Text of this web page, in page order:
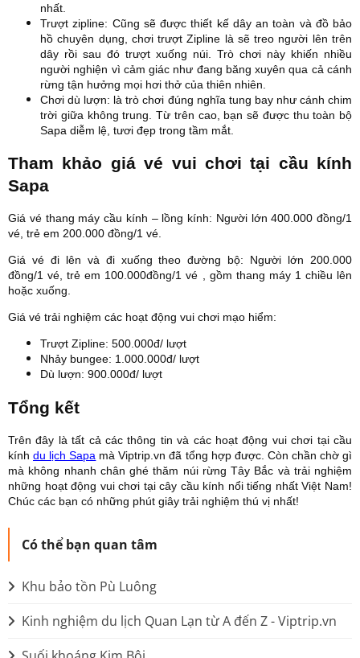
nhất.
Trượt zipline: Cũng sẽ được thiết kế dây an toàn và đồ bảo
hồ chuyên dụng, chơi trượt Zipline là sẽ treo người lên trên
dây rồi sau đó trượt xuống núi. Trò chơi này khiến nhiều
người nghiện vì cảm giác như đang băng xuyên qua cả cánh
rừng tận hưởng mọi hơi thở của thiên nhiên.
Chơi dù lượn: là trò chơi đúng nghĩa tung bay như cánh chim
trời giữa không trung. Từ trên cao, bạn sẽ được thu toàn bộ
Sapa diễm lệ, tươi đẹp trong tầm mắt.
Tham khảo giá vé vui chơi tại cầu kính
Sapa
Giá vé thang máy cầu kính – lồng kính: Người lớn 400.000 đồng/1
vé, trẻ em 200.000 đồng/1 vé.
Giá vé đi lên và đi xuống theo đường bộ: Người lớn 200.000
đồng/1 vé, trẻ em 100.000đồng/1 vé , gồm thang máy 1 chiều lên
hoặc xuống.
Giá vé trải nghiệm các hoạt động vui chơi mạo hiểm:
Trượt Zipline: 500.000đ/ lượt
Nhảy bungee: 1.000.000đ/ lượt
Dù lượn: 900.000đ/ lượt
Tổng kết
Trên đây là tất cả các thông tin và các hoạt động vui chơi tại cầu
kínhdu lịch Sapa mà Viptrip.vn đã tổng hợp được. Còn chần chờ gì
mà không nhanh chân ghé thăm núi rừng Tây Bắc và trải nghiệm
những hoạt động vui chơi tại cây cầu kính nổi tiếng nhất Việt Nam!
Chúc các bạn có những phút giây trải nghiệm thú vị nhất!
Có thể bạn quan tâm
Khu bảo tồn Pù Luông
Kinh nghiệm du lịch Quan Lạn từ A đến Z - Viptrip.vn